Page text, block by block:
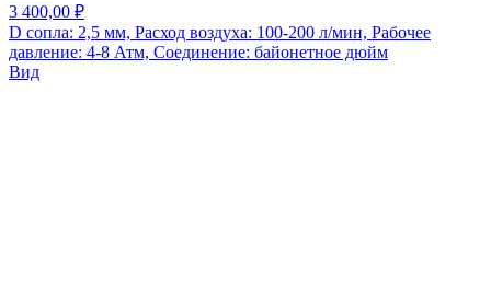
3 400,00 ₽
D сопла: 2,5 мм, Расход воздуха: 100-200 л/мин, Рабочее
давление: 4-8 Атм, Соединение: байонетное дюйм
Вид